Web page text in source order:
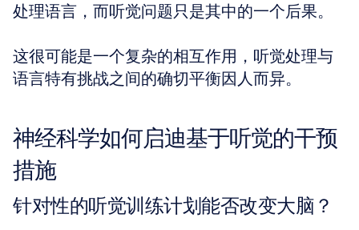
处理语言，而听觉问题只是其中的一个后果。
这很可能是一个复杂的相互作用，听觉处理与
语言特有挑战之间的确切平衡因人而异。
神经科学如何启迪基于听觉的干预
措施
针对性的听觉训练计划能否改变大脑？